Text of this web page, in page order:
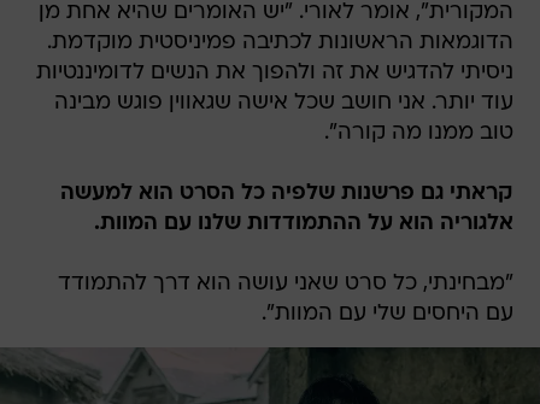
המקורית", אומר לאורי. "יש האומרים שהיא אחת מן
הדוגמאות הראשונות לכתיבה פמיניסטית מוקדמת.
ניסיתי להדגיש את זה ולהפוך את הנשים לדומיננטיות
עוד יותר. אני חושב שכל אישה שגאווין פוגש מבינה
טוב ממנו מה קורה".
קראתי גם פרשנות שלפיה כל הסרט הוא למעשה
אלגוריה הוא על ההתמודדות שלנו עם המוות.
"מבחינתי, כל סרט שאני עושה הוא דרך להתמודד
עם היחסים שלי עם המוות".